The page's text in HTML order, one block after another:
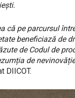
că pe parcursul
beneficiază de
de Codul de
de
DIICOT.